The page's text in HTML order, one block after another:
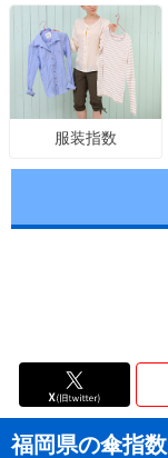
服装指数
福岡県の傘指数